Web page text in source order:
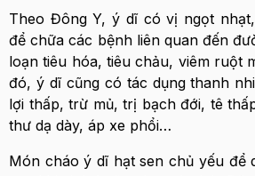
Theo Đông Y, ý dĩ có vị ngọt
để chữa các bệnh liên quan đến
loạn tiêu hóa, tiêu chảu, viêm ruột
đó, ý dĩ cũng có tác dụng thanh
lợi thấp, trừ mủ, trị bạch đới, tê
thư dạ dày, áp xe phổi…
Món cháo ý dĩ hạt sen chủ yếu để